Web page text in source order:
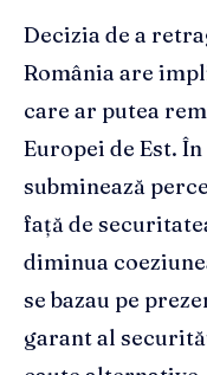
Decizia de a
România are
care ar putea
Europei de Est.
subminează
față de
diminua
se bazau pe
garant al